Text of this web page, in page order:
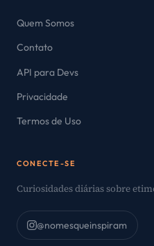
Quem Somos
Contato
API para Devs
Privacidade
Termos de Uso
CONECTE-SE
Curiosidades diárias sobre
@nomesqueinspiram